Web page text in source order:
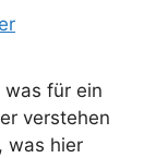
was für ein
verstehen
was hier